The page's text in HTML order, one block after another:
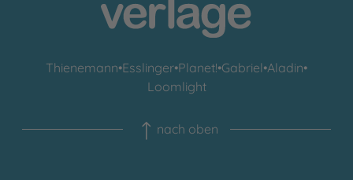
Thienemann•Esslinger•Planet!•Gabriel•Aladin•
Loomlight
nach oben